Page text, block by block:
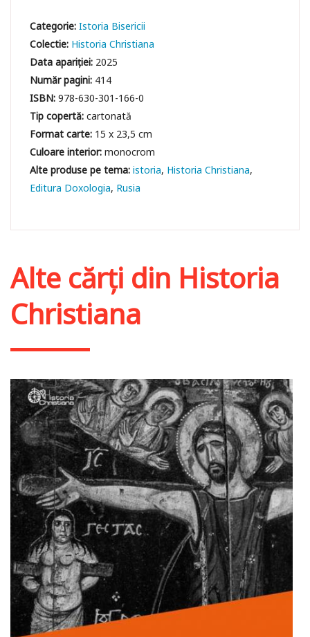
Categorie:Istoria Bisericii
Colectie: Historia Christiana
Data apariției: 2025
Număr pagini: 414
ISBN:978-630-301-166-0
Tip copertă:cartonată
Format carte: 15 x 23,5 cm
Culoare interior:monocrom
istoria Historia Christiana
Editura Doxologia Rusia
Alte cărți din Historia
Christiana